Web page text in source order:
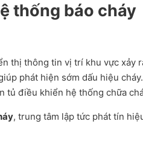
thống báo cháy
thị thông tin vị trí khu vực xảy
phát hiện sớm dấu hiệu cháy.
tủ điều khiển hệ thống chữa
, trung tâm lập tức phát tín